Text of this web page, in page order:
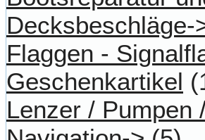
Decksbeschläge-
Flaggen -
Geschenkartikel
Lenzer / Pumpen